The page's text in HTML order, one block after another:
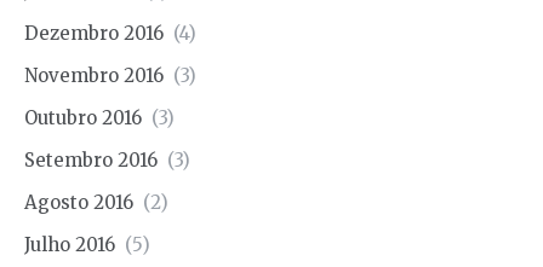
Dezembro 2016 (4)
Novembro 2016 (3)
Outubro 2016 (3)
Setembro 2016 (3)
Agosto 2016 (2)
Julho 2016 (5)